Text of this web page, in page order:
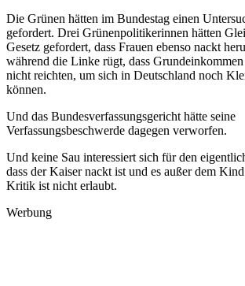
Die Grünen hätten im Bundestag einen
gefordert. Drei Grünenpolitikerinnen hätten
Gesetz gefordert, dass Frauen ebenso nackt
während die Linke rügt, dass
nicht reichten, um sich in Deutschland noch
können.
Und das Bundesverfassungsgericht hätte seine
Verfassungsbeschwerde dagegen verworfen.
Und keine Sau interessiert sich für den
dass der Kaiser nackt ist und es außer dem
Kritik ist nicht erlaubt.
Werbung